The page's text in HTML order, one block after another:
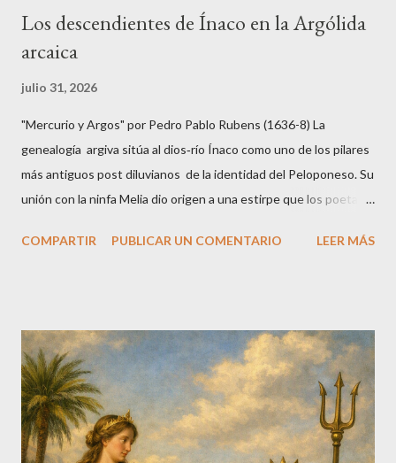
Los descendientes de Ínaco en la Argólida
arcaica
julio 31, 2026
"Mercurio y Argos" por Pedro Pablo Rubens (1636-8) La
genealogía argiva sitúa al dios‑río Ínaco como uno de los pilares
más antiguos post diluvianos de la identidad del Peloponeso. Su
unión con la ninfa Melia dio origen a una estirpe que los poetas y
reyes, los primeros nombres de ciudades y la primera gran
la ninfa del fresno y madre de linajes Melia aparece en Hesíodo
como una oceánide, hija de Océano y Tetis, asociada al fresno,
árbol que en la poesía arcaica simboliza la fuerza vital y la
fertilidad. En Argos, Melia es presentada como la esposa de
Ínaco, aunque algunas tradiciones la sustituyen por Argía. Su
COMPARTIR PUBLICAR UN COMENTARIO LEER MÁS